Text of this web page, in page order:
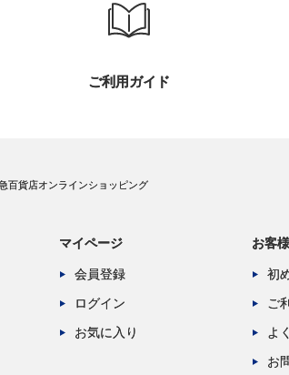
ご利用ガイド
百貨店オンラインショッピング
マイページ
会員登録
ログイン
お気に入り
お客
初
ご
よ
お